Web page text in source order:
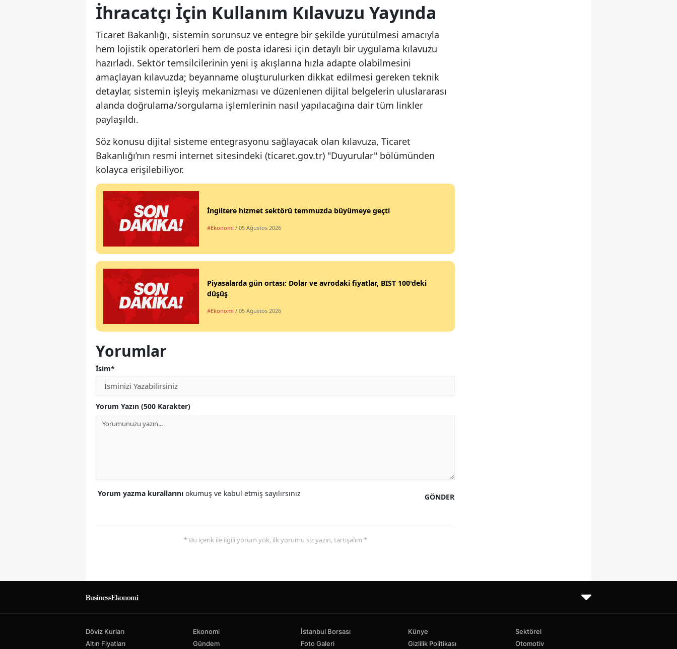
İhracatçı İçin Kullanım Kılavuzu Yayında
Ticaret Bakanlığı, sistemin sorunsuz ve entegre bir şekilde yürütülmesi amacıyla
hem lojistik operatörleri hem de posta idaresi için detaylı bir uygulama kılavuzu
hazırladı. Sektör temsilcilerinin yeni iş akışlarına hızla adapte olabilmesini
amaçlayan kılavuzda; beyanname oluşturulurken dikkat edilmesi gereken teknik
detaylar, sistemin işleyiş mekanizması ve düzenlenen dijital belgelerin uluslararası
alanda doğrulama/sorgulama işlemlerinin nasıl yapılacağına dair tüm linkler
paylaşıldı.
Söz konusu dijital sisteme entegrasyonu sağlayacak olan kılavuza, Ticaret
Bakanlığı’nın resmi internet sitesindeki (ticaret.gov.tr) "Duyurular" bölümünden
kolayca erişilebiliyor.
İngiltere hizmet sektörü temmuzda büyümeye geçti
#Ekonomi / 05 Ağustos 2026
Piyasalarda gün ortası: Dolar ve avrodaki fiyatlar, BIST 100'deki
düşüş
#Ekonomi / 05 Ağustos 2026
Yorumlar
İsim*
Yorum Yazın (500 Karakter)
GÖNDER
Yorum yazma kurallarını okumuş ve kabul etmiş sayılırsınız
* Bu içerik ile ilgili yorum yok, ilk yorumu siz yazın, tartışalım *
Döviz Kurları
Altın Fiyatları
Ekonomi
Gündem
İstanbul Borsası
Foto Galeri
Künye
Gizlilik Politikası
Sektörel
Otomotiv